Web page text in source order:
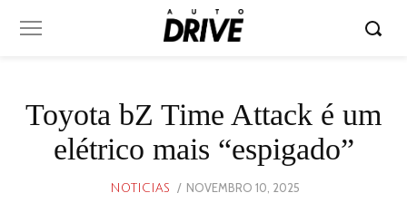
Toyota bZ Time Attack é um
elétrico mais “espigado”
NOTICIAS
POSTED
NOVEMBRO 10, 2025